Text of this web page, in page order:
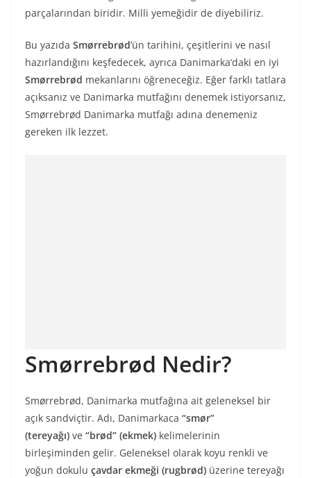
parçalarından biridir. Milli yemeğidir de diyebiliriz.
Bu yazıda Smørrebrød’ün tarihini, çeşitlerini ve nasıl
hazırlandığını keşfedecek, ayrıca Danimarka’daki en iyi
Smørrebrød mekanlarını öğreneceğiz. Eğer farklı tatlara
açıksanız ve Danimarka mutfağını denemek istiyorsanız,
Smørrebrød Danimarka mutfağı adına denemeniz
gereken ilk lezzet.
Smørrebrød Nedir?
Smørrebrød, Danimarka mutfağına ait geleneksel bir
açık sandviçtir. Adı, Danimarkaca “smør”
(tereyağı) ve “brød” (ekmek) kelimelerinin
birleşiminden gelir. Geleneksel olarak koyu renkli ve
yoğun dokulu çavdar ekmeği (rugbrød) üzerine tereyağı